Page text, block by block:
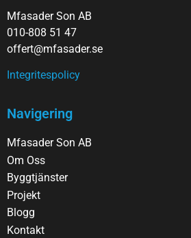
Mfasader Son AB
010-808 51 47
offert@mfasader.se
Integritespolicy
Navigering
Mfasader Son AB
Om Oss
Byggtjänster
Projekt
Blogg
Kontakt